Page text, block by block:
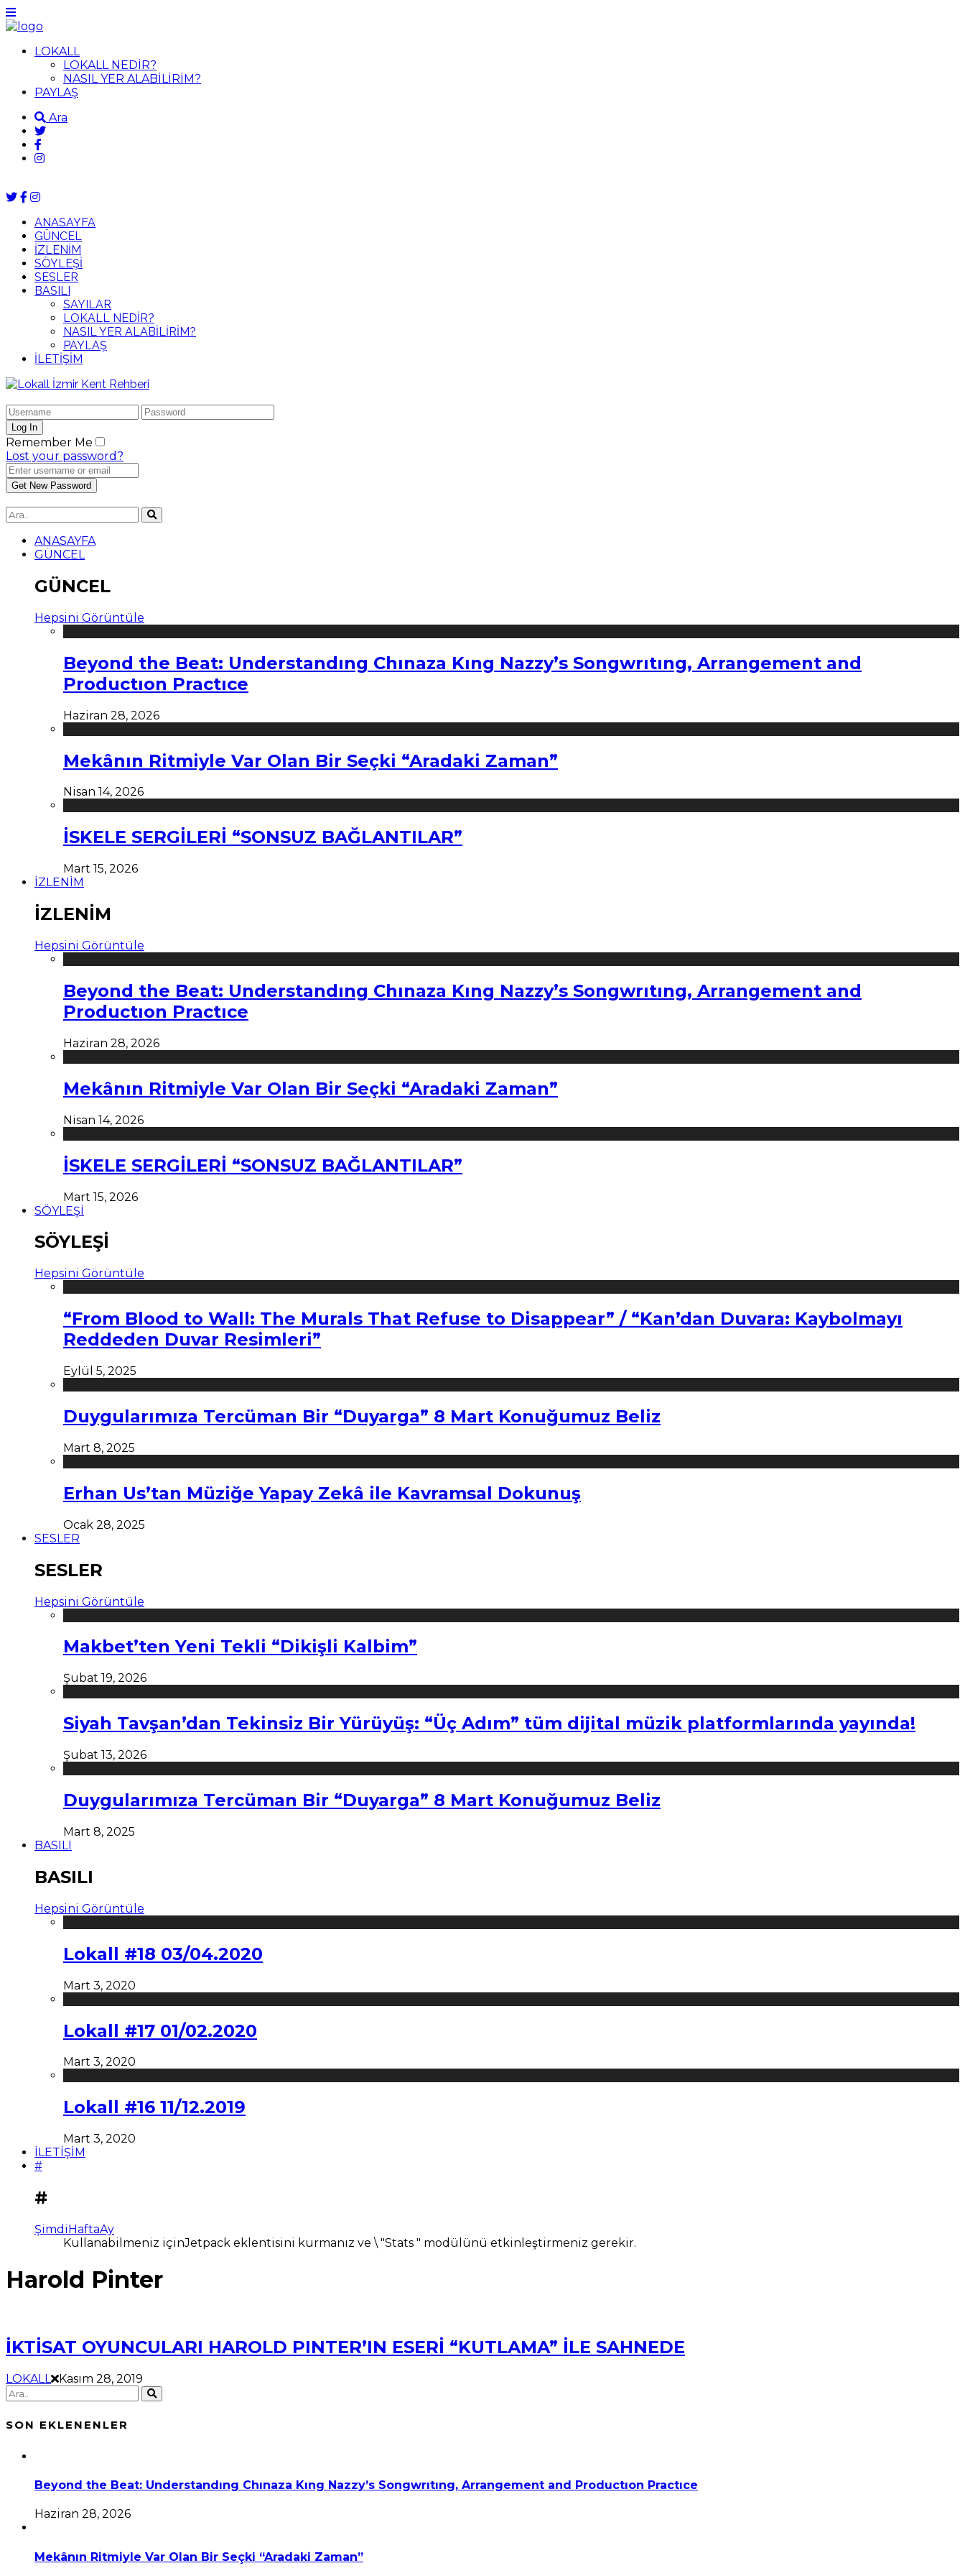
LOKALL
LOKALL NEDİR?
NASIL YER ALABİLİRİM?
PAYLAŞ
Ara
ANASAYFA
GÜNCEL
İZLENİM
SÖYLEŞİ
SESLER
BASILI
SAYILAR
LOKALL NEDİR?
NASIL YER ALABİLİRİM?
PAYLAŞ
İLETİŞİM
Remember Me
Lost your password?
ANASAYFA
GÜNCEL
GÜNCEL
Hepsini Görüntüle
Beyond the Beat: Understandıng Chınaza Kıng Nazzy’s Songwrıtıng, Arrangement and
Productıon Practıce
Haziran 28, 2026
Mekânın Ritmiyle Var Olan Bir Seçki “Aradaki Zaman”
Nisan 14, 2026
İSKELE SERGİLERİ “SONSUZ BAĞLANTILAR”
Mart 15, 2026
İZLENİM
İZLENİM
Hepsini Görüntüle
Beyond the Beat: Understandıng Chınaza Kıng Nazzy’s Songwrıtıng, Arrangement and
Productıon Practıce
Haziran 28, 2026
Mekânın Ritmiyle Var Olan Bir Seçki “Aradaki Zaman”
Nisan 14, 2026
İSKELE SERGİLERİ “SONSUZ BAĞLANTILAR”
Mart 15, 2026
SÖYLEŞİ
SÖYLEŞİ
Hepsini Görüntüle
“From Blood to Wall: The Murals That Refuse to Disappear” / “Kan’dan Duvara: Kaybolmayı
Reddeden Duvar Resimleri”
Eylül 5, 2025
Duygularımıza Tercüman Bir “Duyarga” 8 Mart Konuğumuz Beliz
Mart 8, 2025
Erhan Us’tan Müziğe Yapay Zekâ ile Kavramsal Dokunuş
Ocak 28, 2025
SESLER
SESLER
Hepsini Görüntüle
Makbet’ten Yeni Tekli “Dikişli Kalbim”
Şubat 19, 2026
Siyah Tavşan’dan Tekinsiz Bir Yürüyüş: “Üç Adım” tüm dijital müzik platformlarında yayında!
Şubat 13, 2026
Duygularımıza Tercüman Bir “Duyarga” 8 Mart Konuğumuz Beliz
Mart 8, 2025
BASILI
BASILI
Hepsini Görüntüle
Lokall #18 03/04.2020
Mart 3, 2020
Lokall #17 01/02.2020
Mart 3, 2020
Lokall #16 11/12.2019
Mart 3, 2020
İLETİŞİM
#
#
ŞimdiHaftaAy
Kullanabilmeniz içinJetpack eklentisini kurmanız ve \ "Stats " modülünü etkinleştirmeniz gerekir.
Harold Pinter
İKTİSAT OYUNCULARI HAROLD PINTER’IN ESERİ “KUTLAMA” İLE SAHNEDE
LOKALL Kasım 28, 2019
SON EKLENENLER
Beyond the Beat: Understandıng Chınaza Kıng Nazzy’s Songwrıtıng, Arrangement and Productıon Practıce
Haziran 28, 2026
Mekânın Ritmiyle Var Olan Bir Seçki “Aradaki Zaman”